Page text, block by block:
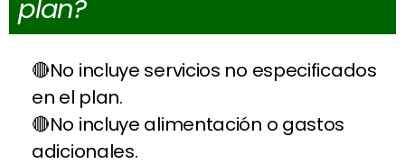
plan?
No incluye servicios no especificados
en el plan.
No incluye alimentación o gastos
adicionales.